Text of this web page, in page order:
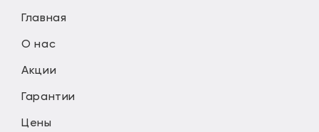
Главная
О нас
Акции
Гарантии
Цены